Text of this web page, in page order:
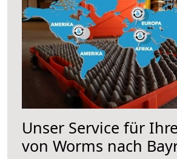
Unser Service für
von Worms nach